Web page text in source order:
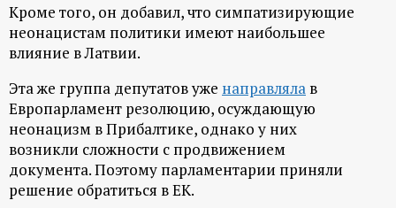
н
ы
й
п
о
Кроме того, он добавил, что симпатизирующие
неонацистам политики имеют наибольшее
влияние в Латвии.
Эта же группа депутатов уже направляла в
Европарламент резолюцию, осуждающую
неонацизм в Прибалтике, однако у них
возникли сложности с продвижением
документа. Поэтому парламентарии приняли
решение обратиться в ЕК.